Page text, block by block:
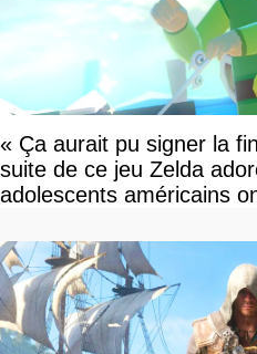
« Ça aurait pu signer la
suite de ce jeu Zelda
adolescents américains